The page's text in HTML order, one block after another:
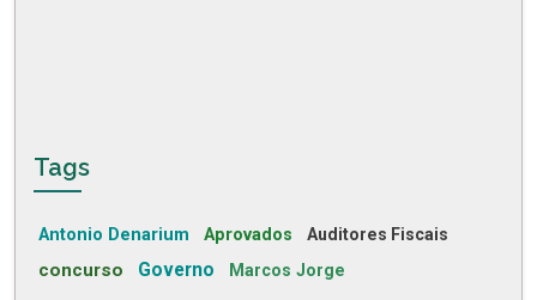
Tags
Antonio Denarium Aprovados Auditores Fiscais
concurso Governo Marcos Jorge